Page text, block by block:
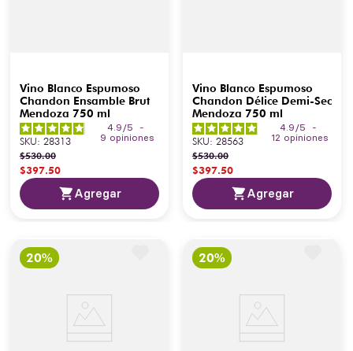
Vino Blanco Espumoso
Chandon Ensamble Brut
Mendoza 750 ml
4.9 /5
-
9 opiniones
SKU: 28313
$530.00
$397.50
Agregar
Vino Blanco Espumoso
Chandon Délice Demi-Sec
Mendoza 750 ml
4.9 /5
-
12 opiniones
SKU: 28563
$530.00
$397.50
Agregar